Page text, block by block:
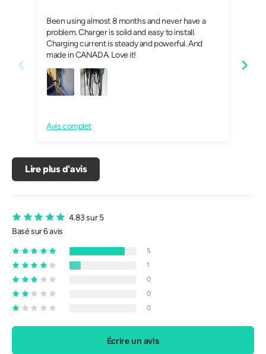
Been using almost 8 months and never have a
problem. Charger is solid and easy to install.
Charging current is steady and powerful. And
made in CANADA. Love it!
Avis complet
Lire plus d'avis
4.83 sur 5
Basé sur 6 avis
5
1
0
0
0
Écrire un avis